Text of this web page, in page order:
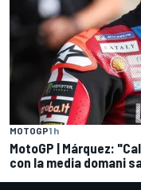
MOTOGP1 h
MotoGP | Márquez:
con la media domani